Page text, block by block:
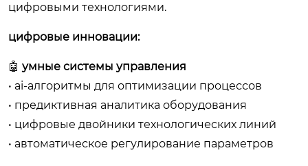
цифровыми технологиями.
цифровые инновации:
🤖 умные системы управления
• ai-алгоритмы для оптимизации процессов
• предиктивная аналитика оборудования
• цифровые двойники технологических линий
• автоматическое регулирование параметров